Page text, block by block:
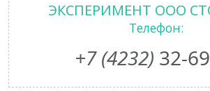
ЭКСПЕРИМЕНТ ООО
Телефон:
+7 (4232) 32-